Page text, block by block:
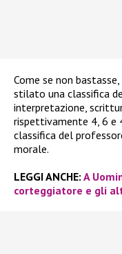
Come se non
stilato una classifica
interpretazione,
rispettivamente 4, 6 e
classifica del
morale.
LEGGI ANCHE: A
corteggiatore e gli